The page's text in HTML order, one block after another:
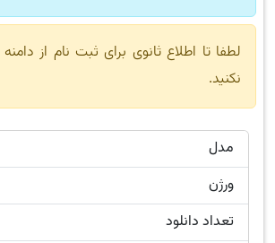
نکنید.
مدل
ورژن
تعداد دانلود